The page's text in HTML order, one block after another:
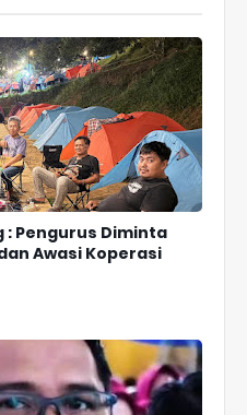
: Pengurus Diminta
Awasi Koperasi